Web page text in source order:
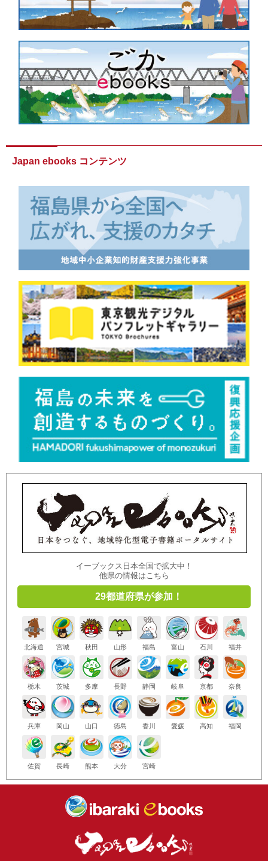
Japan ebooks コンテンツ
イーブックス日本全国で拡大中！
他県の情報はこちら
29都道府県が参加！
北海道 宮城 秋田 山形 福島 富山 石川 福井
栃木 茨城 多摩 長野 静岡 岐阜 京都 奈良
兵庫 岡山 山口 徳島 香川 愛媛 高知 福岡
佐賀 長崎 熊本 大分 宮崎